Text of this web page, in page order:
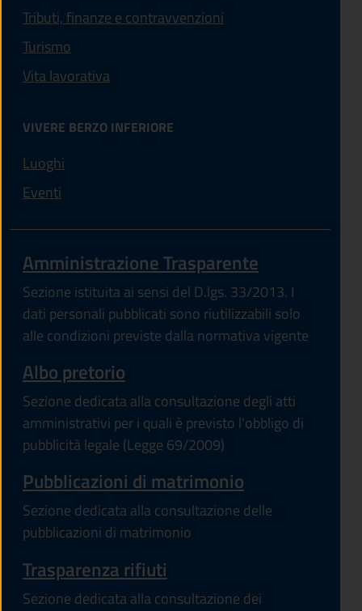
Tributi, finanze e contravvenzioni
Turismo
Vita lavorativa
VIVERE BERZO INFERIORE
Luoghi
Eventi
Amministrazione Trasparente
Sezione istituita ai sensi del D.lgs. 33/2013. I
dati personali pubblicati sono riutilizzabili solo
alle condizioni previste dalla normativa vigente
Albo pretorio
Sezione dedicata alla consultazione degli atti
amministrativi per i quali è previsto l'obbligo di
pubblicità legale (Legge 69/2009)
Pubblicazioni di matrimonio
Sezione dedicata alla consultazione delle
pubblicazioni di matrimonio
Trasparenza rifiuti
Sezione dedicata alla consultazione dei